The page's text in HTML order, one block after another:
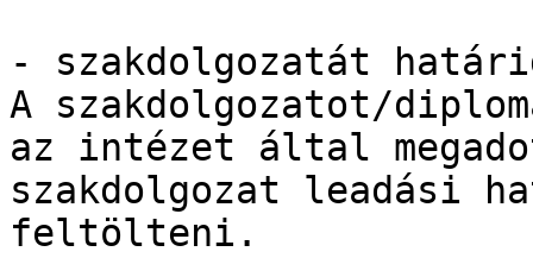
- szakdolgozatát
A szakdolgozatot/
az intézet által
szakdolgozat leadási
feltölteni.